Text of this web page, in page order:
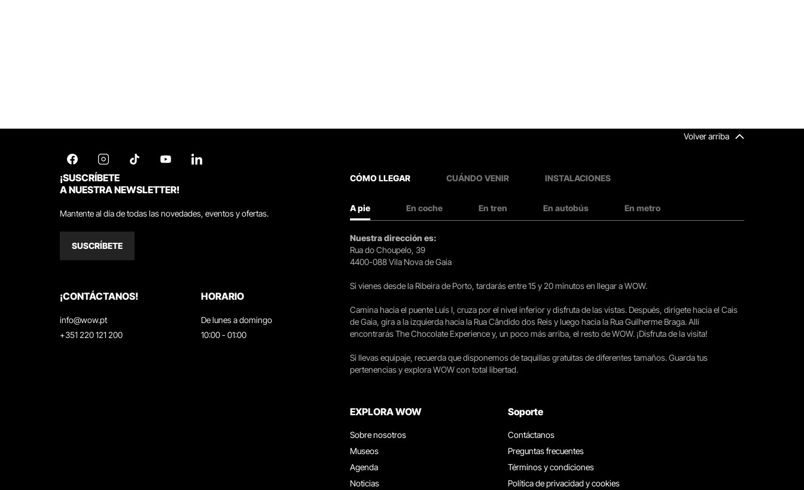
Volver arriba
¡SUSCRÍBETE
A NUESTRA NEWSLETTER!
Mantente al día de todas las novedades, eventos y ofertas.
SUSCRÍBETE
¡CONTÁCTANOS!
info@wow.pt
+351 220 121 200
HORARIO
De lunes a domingo
10:00 - 01:00
CÓMO LLEGAR CUÁNDO VENIR INSTALACIONES
A pie En coche En tren En autobús En metro
Nuestra dirección es:
Rua do Choupelo, 39
4400-088 Vila Nova de Gaia
Si vienes desde la Ribeira de Porto, tardarás entre 15 y 20 minutos en llegar a WOW.
Camina hacia el puente Luís I, cruza por el nivel inferior y disfruta de las vistas. Después, dirígete hacia el Cais
de Gaia, gira a la izquierda hacia la Rua Cândido dos Reis y luego hacia la Rua Guilherme Braga. Allí
encontrarás The Chocolate Experience y, un poco más arriba, el resto de WOW. ¡Disfruta de la visita!
Si llevas equipaje, recuerda que disponemos de taquillas gratuitas de diferentes tamaños. Guarda tus
pertenencias y explora WOW con total libertad.
EXPLORA WOW
Sobre nosotros
Museos
Agenda
Noticias
Soporte
Contáctanos
Preguntas frecuentes
Términos y condiciones
Política de privacidad y cookies